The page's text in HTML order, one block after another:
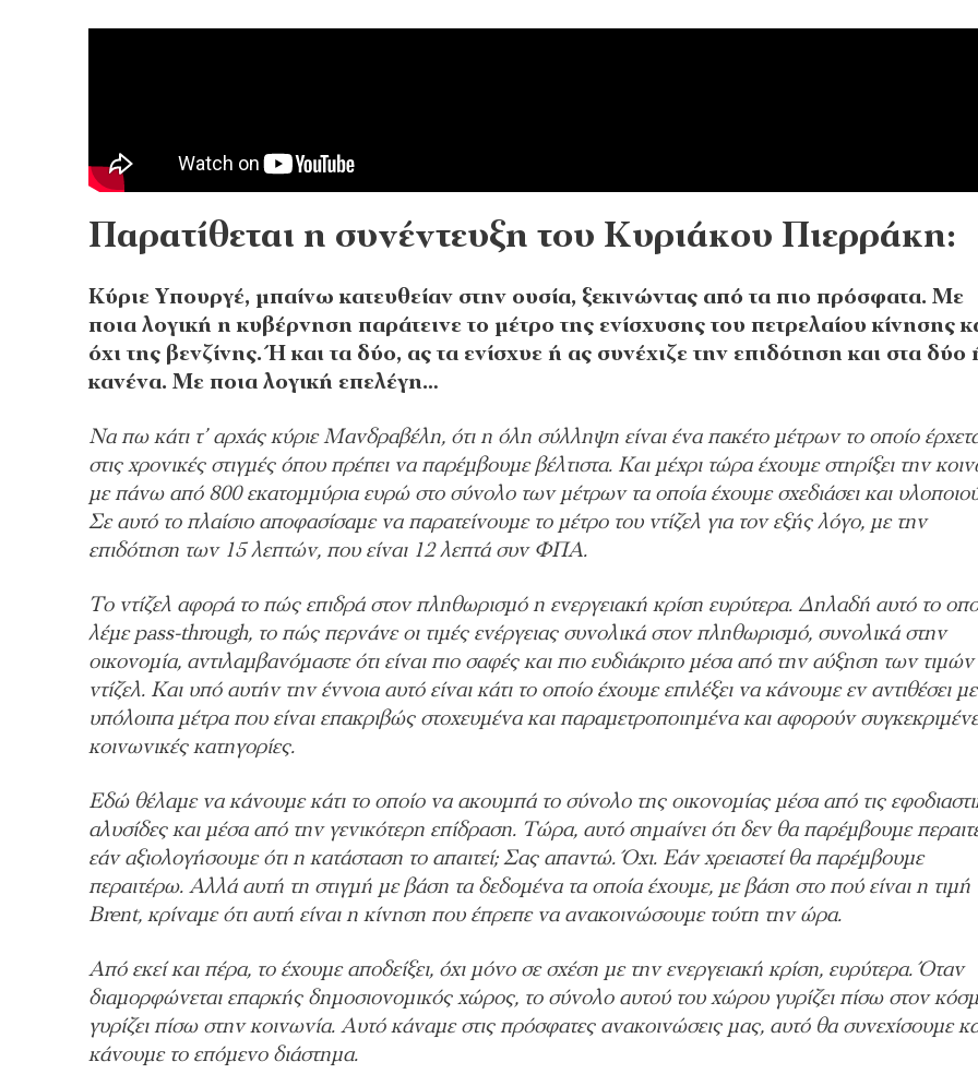
Παρατίθεται η συνέντευξη του Κυριάκου Πιερράκη:
Κύριε Υπουργέ, μπαίνω κατευθείαν στην ουσία, ξεκινώντας από τα πιο πρόσφατα. Με
ποια λογική η κυβέρνηση παράτεινε το μέτρο της ενίσχυσης του πετρελαίου κίνησης
όχι της βενζίνης. Ή και τα δύο, ας τα ενίσχυε ή ας συνέχιζε την επιδότηση και στα δύο
κανένα. Με ποια λογική επελέγη…
Να πω κάτι τ’ αρχάς κύριε Μανδραβέλη, ότι η όλη σύλληψη είναι ένα πακέτο μέτρων το οποίο
στις χρονικές στιγμές όπου πρέπει να παρέμβουμε βέλτιστα. Και μέχρι τώρα έχουμε στηρίξει την
με πάνω από 800 εκατομμύρια ευρώ στο σύνολο των μέτρων τα οποία έχουμε σχεδιάσει και
Σε αυτό το πλαίσιο αποφασίσαμε να παρατείνουμε το μέτρο του ντίζελ για τον εξής λόγο, με την
επιδότηση των 15 λεπτών, που είναι 12 λεπτά συν ΦΠΑ.
Το ντίζελ αφορά το πώς επιδρά στον πληθωρισμό η ενεργειακή κρίση ευρύτερα. Δηλαδή αυτό το
λέμε pass-through, το πώς περνάνε οι τιμές ενέργειας συνολικά στον πληθωρισμό, συνολικά στην
οικονομία, αντιλαμβανόμαστε ότι είναι πιο σαφές και πιο ευδιάκριτο μέσα από την αύξηση των τιμών
ντίζελ. Και υπό αυτήν την έννοια αυτό είναι κάτι το οποίο έχουμε επιλέξει να κάνουμε εν αντιθέσει
υπόλοιπα μέτρα που είναι επακριβώς στοχευμένα και παραμετροποιημένα και αφορούν
κοινωνικές κατηγορίες.
Εδώ θέλαμε να κάνουμε κάτι το οποίο να ακουμπά το σύνολο της οικονομίας μέσα από τις
αλυσίδες και μέσα από την γενικότερη επίδραση. Τώρα, αυτό σημαίνει ότι δεν θα παρέμβουμε
εάν αξιολογήσουμε ότι η κατάσταση το απαιτεί; Σας απαντώ. Όχι. Εάν χρειαστεί θα παρέμβουμε
περαιτέρω. Αλλά αυτή τη στιγμή με βάση τα δεδομένα τα οποία έχουμε, με βάση στο πού είναι η τιμή
Brent, κρίναμε ότι αυτή είναι η κίνηση που έπρεπε να ανακοινώσουμε τούτη την ώρα.
Από εκεί και πέρα, το έχουμε αποδείξει, όχι μόνο σε σχέση με την ενεργειακή κρίση, ευρύτερα. Όταν
διαμορφώνεται επαρκής δημοσιονομικός χώρος, το σύνολο αυτού του χώρου γυρίζει πίσω στον
γυρίζει πίσω στην κοινωνία. Αυτό κάναμε στις πρόσφατες ανακοινώσεις μας, αυτό θα συνεχίσουμε
κάνουμε το επόμενο διάστημα.